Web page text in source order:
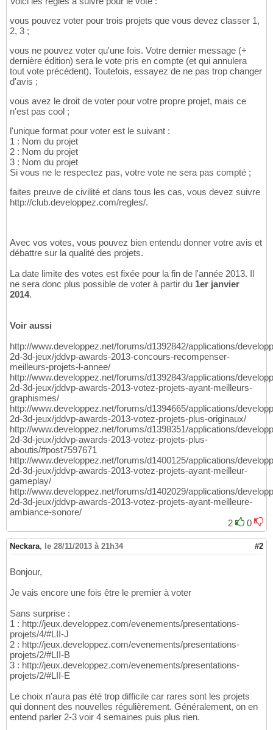
vous pouvez voter pour trois projets que vous devez classer 1,
2, 3 ;
vous ne pouvez voter qu'une fois. Votre dernier message (+
dernière édition) sera le vote pris en compte (et qui annulera
tout vote précédent). Toutefois, essayez de ne pas trop changer
d'avis ;
vous avez le droit de voter pour votre propre projet, mais ce
n'est pas cool ;
l'unique format pour voter est le suivant :
1 : Nom du projet
2 : Nom du projet
3 : Nom du projet
Si vous ne le respectez pas, votre vote ne sera pas compté ;
faites preuve de civilité et dans tous les cas, vous devez suivre
http://club.developpez.com/regles/.
Avec vos votes, vous pouvez bien entendu donner votre avis et
débattre sur la qualité des projets.
La date limite des votes est fixée pour la fin de l'année 2013. Il
ne sera donc plus possible de voter à partir du 1er janvier
2014.
Voir aussi
http://www.developpez.net/forums/d1392842/applications/
2d-3d-jeux/jddvp-awards-2013-concours-recompenser-
meilleurs-projets-l-annee/
http://www.developpez.net/forums/d1392843/applications/
2d-3d-jeux/jddvp-awards-2013-votez-projets-ayant-meilleurs-
graphismes/
http://www.developpez.net/forums/d1394665/applications/
2d-3d-jeux/jddvp-awards-2013-votez-projets-plus-originaux/
http://www.developpez.net/forums/d1398351/applications/
2d-3d-jeux/jddvp-awards-2013-votez-projets-plus-
aboutis/#post7597671
http://www.developpez.net/forums/d1400125/applications/
2d-3d-jeux/jddvp-awards-2013-votez-projets-ayant-meilleur-
gameplay/
http://www.developpez.net/forums/d1402029/applications/
2d-3d-jeux/jddvp-awards-2013-votez-projets-ayant-meilleure-
ambiance-sonore/
2
0
Neckara, le 28/11/2013 à 21h34 #2
Bonjour,
Je vais encore une fois être le premier à voter
Sans surprise :
1 : http://jeux.developpez.com/evenements/presentations-
projets/4/#LII-J
2 : http://jeux.developpez.com/evenements/presentations-
projets/2/#LII-B
3 : http://jeux.developpez.com/evenements/presentations-
projets/2/#LII-E
Le choix n'aura pas été trop difficile car rares sont les projets
qui donnent des nouvelles régulièrement. Généralement, on en
entend parler 2-3 voir 4 semaines puis plus rien.